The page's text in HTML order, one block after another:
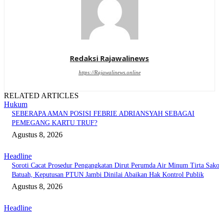
Redaksi Rajawalinews
https://Rajawalinews.online
RELATED ARTICLES
Hukum
SEBERAPA AMAN POSISI FEBRIE ADRIANSYAH SEBAGAI
PEMEGANG KARTU TRUF?
Agustus 8, 2026
Headline
Soroti Cacat Prosedur Pengangkatan Dirut Perumda Air Minum Tirta Sako
Batuah, Keputusan PTUN Jambi Dinilai Abaikan Hak Kontrol Publik
Agustus 8, 2026
Headline